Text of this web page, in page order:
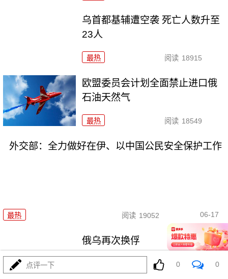
乌首都基辅遭空袭 死亡人数升至
23人
最热 阅读 18915
欧盟委员会计划全面禁止进口俄
石油天然气
最热 阅读 18549
外交部：全力做好在伊、以中国公民安全保护工作
最热 阅读 19052 06-17
俄乌再次换俘
点评一下 0 0